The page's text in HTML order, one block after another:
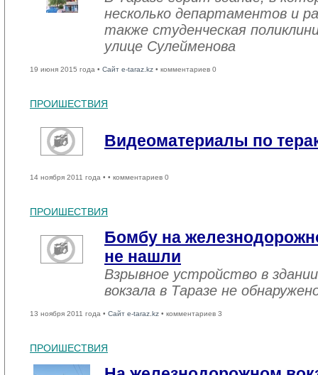
несколько департаментов и
также студенческая
улице Сулейменова
19 июня 2015 года • Сайт e-taraz.kz • комментариев 0
ПРОИШЕСТВИЯ
Видеоматериалы по
14 ноября 2011 года • • комментариев 0
ПРОИШЕСТВИЯ
Бомбу на
не нашли
Взрывное устройство в
вокзала в Таразе не
13 ноября 2011 года • Сайт e-taraz.kz • комментариев 3
ПРОИШЕСТВИЯ